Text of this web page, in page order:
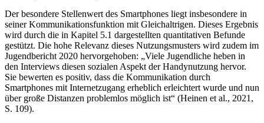
Der besondere Stellenwert des Smartphones liegt insbesondere in
seiner Kommunikationsfunktion mit Gleichaltrigen. Dieses Ergebnis
wird durch die in Kapitel 5.1 dargestellten quantitativen Befunde
gestützt. Die hohe Relevanz dieses Nutzungsmusters wird zudem im
Jugendbericht 2020 hervorgehoben: „Viele Jugendliche heben in
den Interviews diesen sozialen Aspekt der Handynutzung hervor.
Sie bewerten es positiv, dass die Kommunikation durch
Smartphones mit Internetzugang erheblich erleichtert wurde und nun
über große Distanzen problemlos möglich ist“ (Heinen et al., 2021,
S. 109).